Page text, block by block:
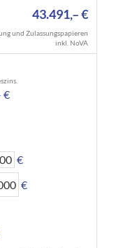
43.491,– €
und Zulassungspapieren
inkl. NoVA
€
€
€